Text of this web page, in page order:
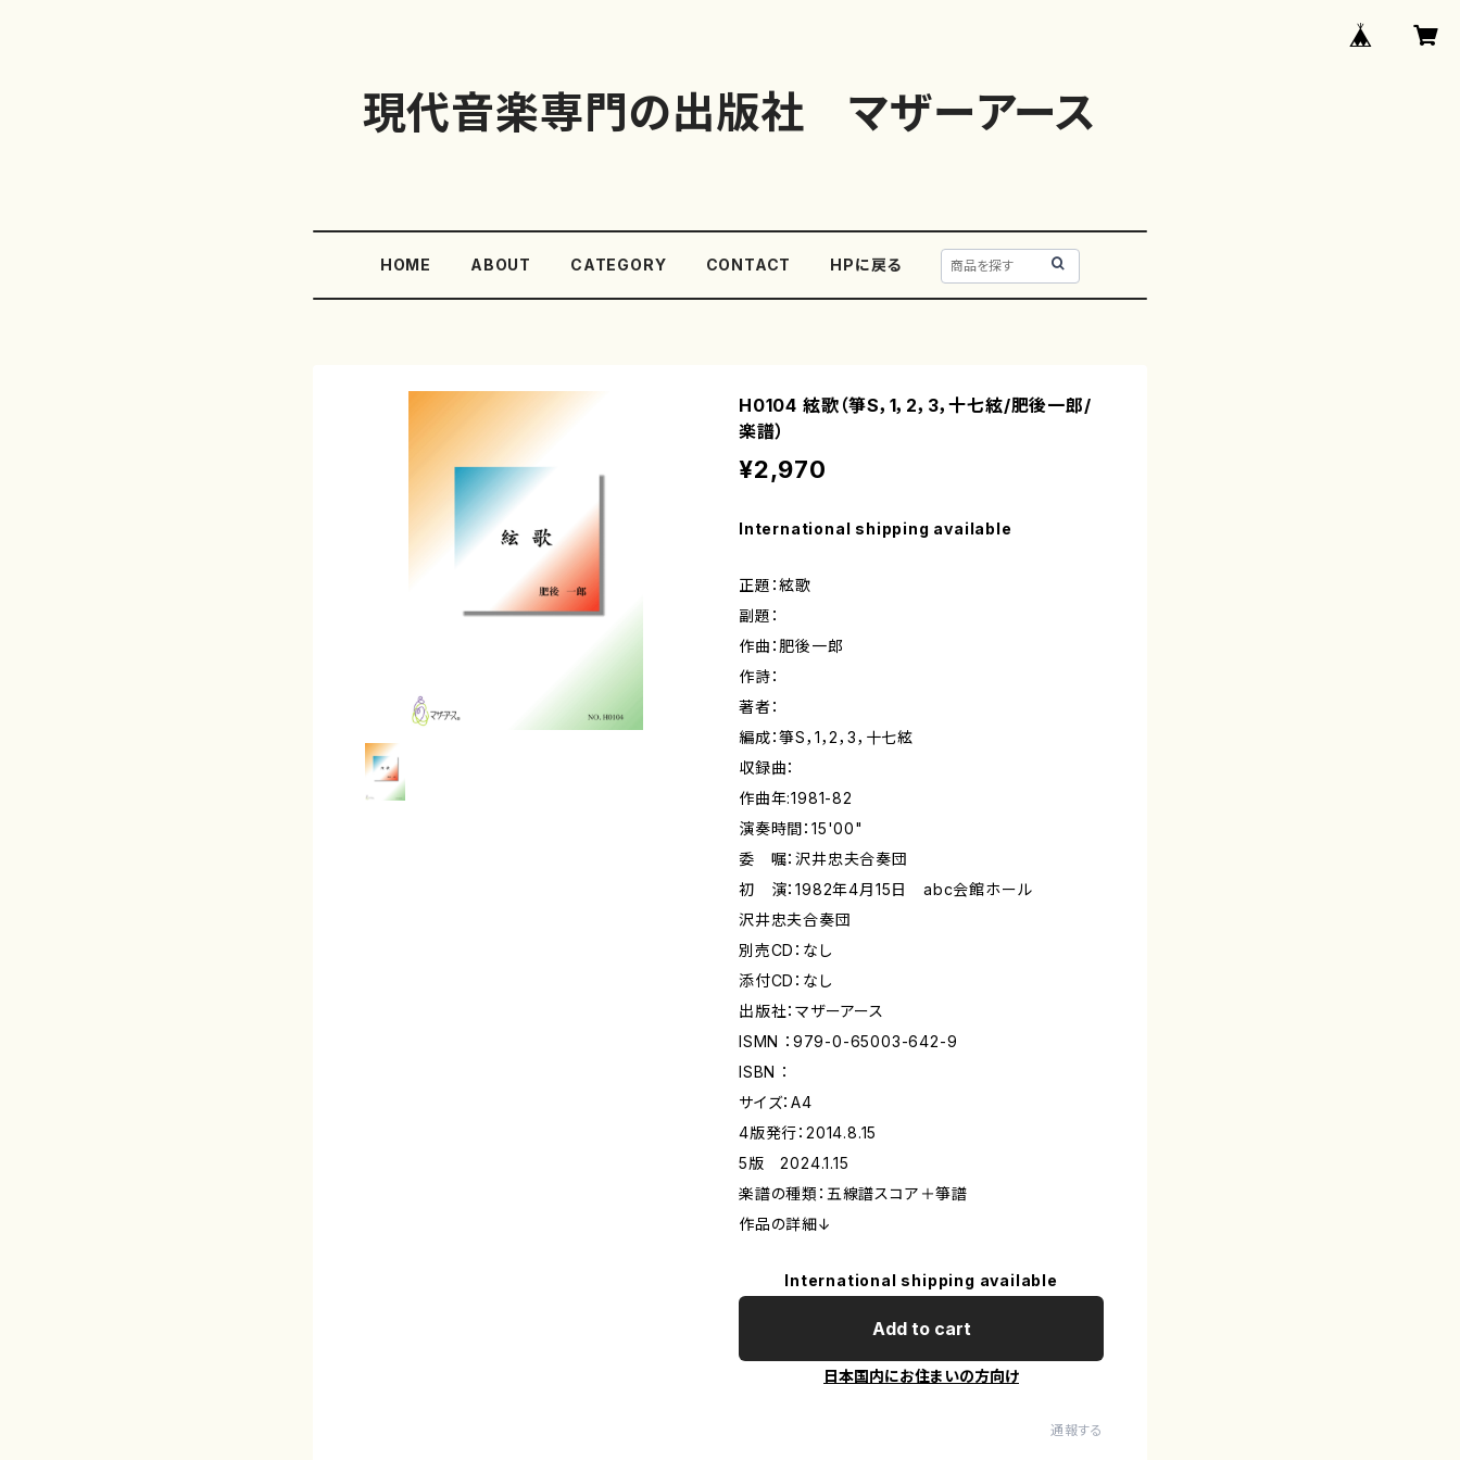
現代音楽専門の出版社 マザーアース
HOME ABOUT CATEGORY CONTACT HPに戻る
H0104 絃歌（箏S，1，2，3，十七絃/肥後一郎/
楽譜）
¥2,970
International shipping available
正題：絃歌
副題：
作曲：肥後一郎
作詩：
著者：
編成：箏S，1，2，3，十七絃
収録曲：
作曲年:1981-82
演奏時間：15'00"
委 嘱：沢井忠夫合奏団
初 演：1982年4月15日 abc会館ホール
沢井忠夫合奏団
別売CD：なし
添付CD：なし
出版社：マザーアース
ISMN ：979-0-65003-642-9
ISBN ：
サイズ：A4
4版発行：2014.8.15
5版 2024.1.15
楽譜の種類：五線譜スコア＋箏譜
作品の詳細↓
International shipping available
Add to cart
日本国内にお住まいの方向け
通報する